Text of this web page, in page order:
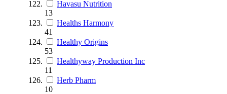
Havasu Nutrition
13
Healths Harmony
41
Healthy Origins
53
Healthyway Production Inc
11
Herb Pharm
10